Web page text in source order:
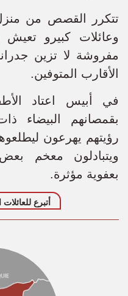
تتكرر القصص من
وعائلات كبيرو
مفروشة لا تزين
الأقارب المتوفين.
في أبيس اعتاد
بقمصانهم البيضاء
رؤيتهم يهرعون
ويتبادلون معخم بعض
بعفوية مؤثرة.
أتبرع